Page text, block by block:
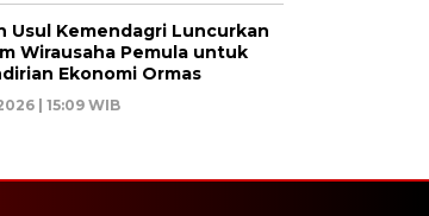
Usul Kemendagri Luncurkan
Wirausaha Pemula untuk
Ekonomi Ormas
| 15:09 WIB